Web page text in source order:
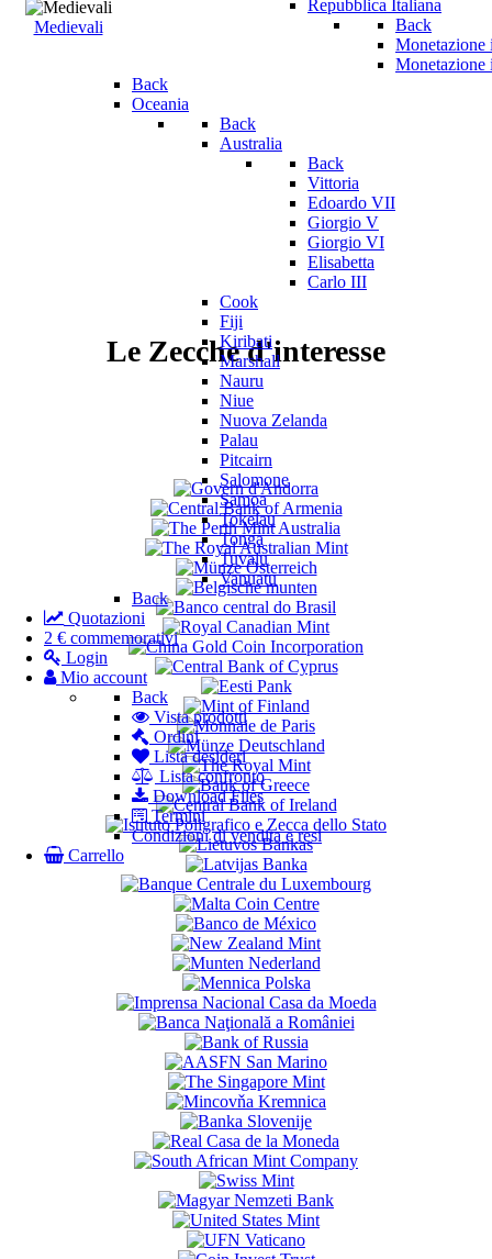
Repubblica Italiana
Back
Monetazione
Monetazione
Back
Oceania
Back
Australia
Back
Vittoria
Edoardo VII
Giorgio V
Giorgio VI
Elisabetta
Carlo III
Cook
Fiji
Kiribati
Marshall
Nauru
Niue
Nuova Zelanda
Palau
Pitcairn
Salomone
Samoa
Tokelau
Tonga
Tuvalu
Vanuatu
Back
Quotazioni
2 € commemorativi
Login
Mio account
Back
Vista prodotti
Ordini
Lista desideri
Lista confronto
Download Files
Termini
Condizioni di vendita e resi
Carrello
Medievali
Le Zecche d'interesse